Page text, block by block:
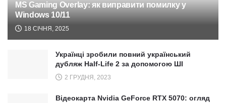
MS Gaming Overlay: як виправити помилку у
Windows 10/11
18 СІЧНЯ, 2025
Українці зробили повний український
дубляж Half-Life 2 за допомогою ШІ
2 ГРУДНЯ, 2023
Відеокарта Nvidia GeForce RTX 5070: огляд